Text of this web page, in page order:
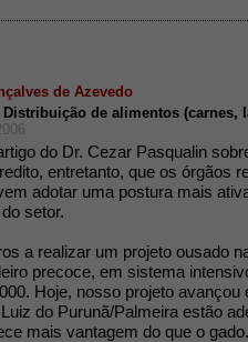
de Azevedo
de alimentos (carnes,
do Dr. Cezar Pasqualin
entretanto, que os órgãos
adotar uma postura mais
setor.
a realizar um projeto ousado
precoce, em sistema
Hoje, nosso projeto avançou
do Purunã/Palmeira estão
mais vantagem do que o gado.